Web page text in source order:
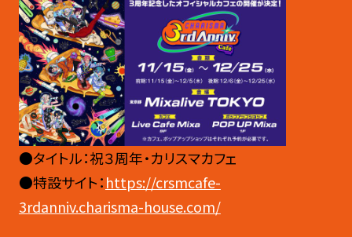
●タイトル：祝３周年・カリスマカフェ
●特設サイト：https://crsmcafe-
3rdanniv.charisma-house.com/